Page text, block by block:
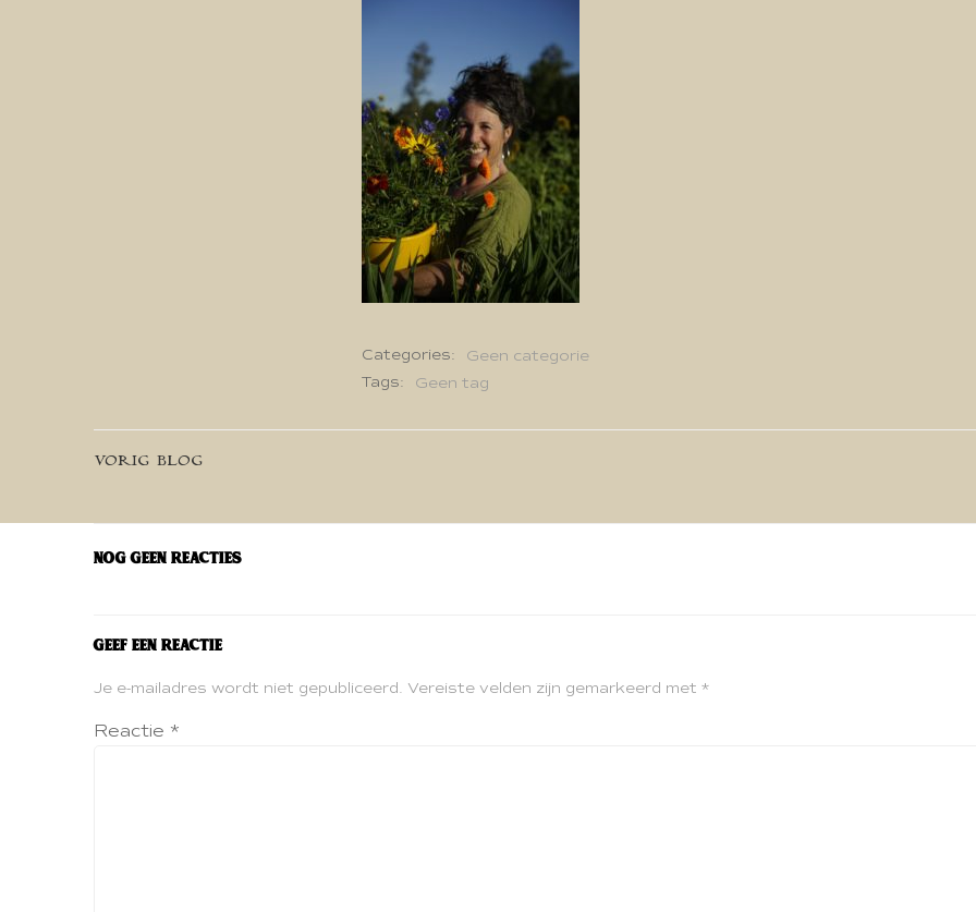
Categories:
Geen categorie
Tags:
Geen tag
Bericht
navigatie
VORIG BLOG
Nog geen reacties
Geef een reactie
Je e-mailadres wordt niet gepubliceerd. Vereiste velden zijn gemarkeerd met *
Reactie *